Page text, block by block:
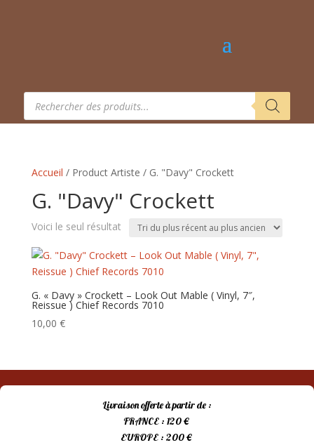
Recherche
produits
Accueil / Product Artiste / G. "Davy" Crockett
G. "Davy" Crockett
Voici le seul résultat
G. « Davy » Crockett – Look Out Mable ( Vinyl, 7″,
Reissue ) Chief Records 7010
10,00 €
Livraison offerte à partir de :
FRANCE : 120 €
EUROPE : 200 €